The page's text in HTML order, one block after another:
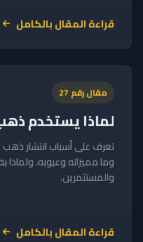
قراءة المقال بالكامل
مقال رقم 27
لماذا يستخدم ذهب عيار
وما مميزاته وعيوبه،
والمستثمرين.
قراءة المقال بالكامل